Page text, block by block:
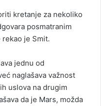
kretanje za nekoliko
posmatranim
je Smit.
jednu od
naglašava važnost
uslova na drugim
da je Mars, možda